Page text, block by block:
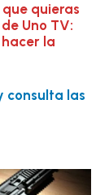
quieras
Uno TV:
hacer la
consulta las